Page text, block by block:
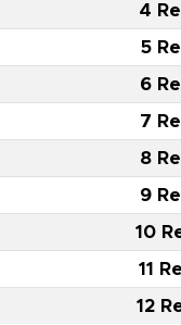
4
5
6
7
8
9
10
11
12